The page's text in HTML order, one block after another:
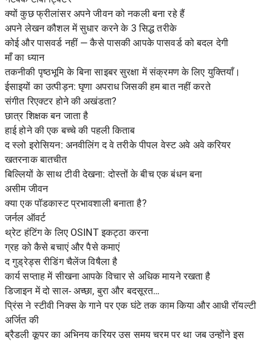
क्यों कुछ फ्रीलांसर अपने जीवन को नकली बना रहे हैं
अपने लेखन कौशल में सुधार करने के 3 सिद्ध तरीके
कोई और पासवर्ड नहीं — कैसे पासकी आपके पासवर्ड को बदल देगी
माँ का ध्यान
तकनीकी पृष्ठभूमि के बिना साइबर सुरक्षा में संक्रमण के लिए युक्तियाँ।
ईसाइयों का उत्पीड़न: घृणा अपराध जिसकी हम बात नहीं करते
संगीत रिएक्टर होने की अखंडता?
छात्र शिक्षक बन जाता है
हाई होने की एक बच्चे की पहली किताब
द स्लो इरोसियन: अनवीलिंग द वे तरीके पीपल वेस्ट अवे अवे करियर
खतरनाक बातचीत
बिल्लियों के साथ टीवी देखना: दोस्तों के बीच एक बंधन बना
असीम जीवन
क्या एक पॉडकास्ट प्रभावशाली बनाता है?
जर्नल ऑवर्ट
थ्रेट हंटिंग के लिए OSINT इकट्ठा करना
ग्रह को कैसे बचाएं और पैसे कमाएं
द गुड्रेड्स रीडिंग चैलेंज विषैला है
कार्य सप्ताह में सीखना आपके विचार से अधिक मायने रखता है
डिजाइन में दो साल- अच्छा, बुरा और बदसूरत…
प्रिंस ने स्टीवी निक्स के गाने पर एक घंटे तक काम किया और आधी रॉयल्टी
अर्जित की
ब्रैडली कूपर का अभिनय करियर उस समय चरम पर था जब उन्होंने इस